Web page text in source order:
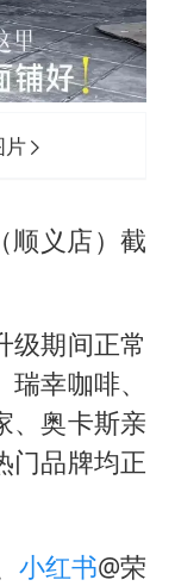
片
顺义店）截
级期间正常
幸咖啡、
、奥卡斯亲
门品牌均正
小红书@荣